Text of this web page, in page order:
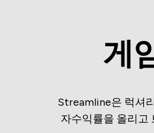
게
Streamline은 럭셔
자수익률을 올리고